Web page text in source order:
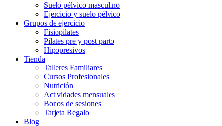
Suelo pélvico masculino
Ejercicio y suelo pélvico
Grupos de ejercicio
Fisiopilates
Pilates pre y post parto
Hipopresivos
Tienda
Talleres Familiares
Cursos Profesionales
Nutrición
Actividades mensuales
Bonos de sesiones
Tarjeta Regalo
Blog